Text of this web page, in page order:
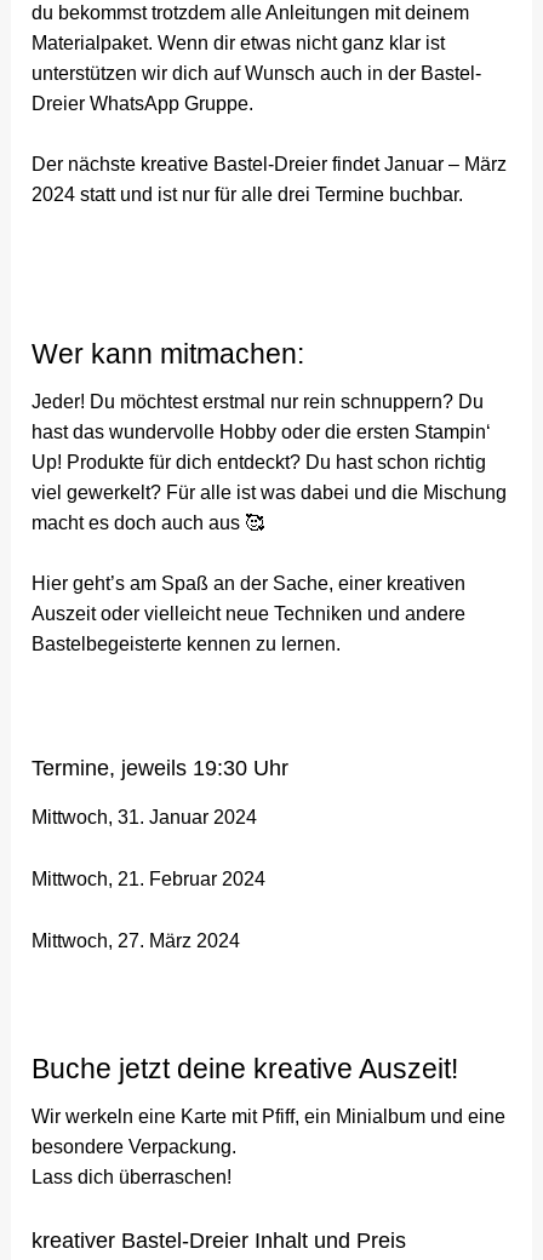
du bekommst trotzdem alle Anleitungen mit deinem
Materialpaket. Wenn dir etwas nicht ganz klar ist
unterstützen wir dich auf Wunsch auch in der Bastel-
Dreier WhatsApp Gruppe.
Der nächste kreative Bastel-Dreier findet Januar – März
2024 statt und ist nur für alle drei Termine buchbar.
Wer kann mitmachen:
Jeder! Du möchtest erstmal nur rein schnuppern? Du
hast das wundervolle Hobby oder die ersten Stampin‘
Up! Produkte für dich entdeckt? Du hast schon richtig
viel gewerkelt? Für alle ist was dabei und die Mischung
macht es doch auch aus 🥰
Hier geht’s am Spaß an der Sache, einer kreativen
Auszeit oder vielleicht neue Techniken und andere
Bastelbegeisterte kennen zu lernen.
Termine, jeweils 19:30 Uhr
Mittwoch, 31. Januar 2024
Mittwoch, 21. Februar 2024
Mittwoch, 27. März 2024
Buche jetzt deine kreative Auszeit!
Wir werkeln eine Karte mit Pfiff, ein Minialbum und eine
besondere Verpackung.
Lass dich überraschen!
kreativer Bastel-Dreier Inhalt und Preis